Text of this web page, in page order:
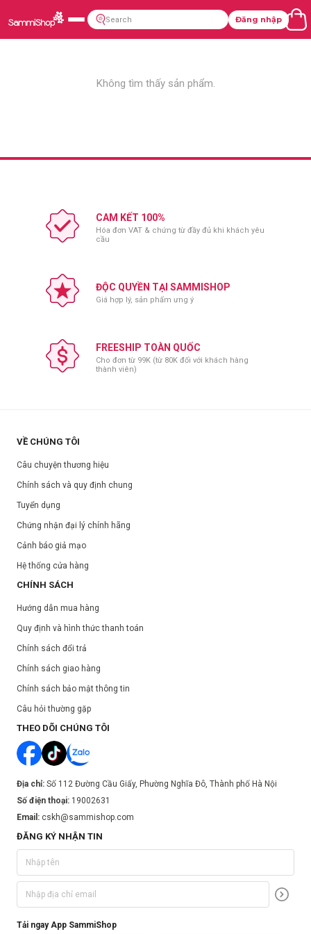
Đăng nhập
Không tìm thấy sản phẩm.
CAM KẾT 100%
Hóa đơn VAT & chứng từ đầy đủ khi khách yêu
cầu
ĐỘC QUYỀN TẠI SAMMISHOP
Giá hợp lý, sản phẩm ưng ý
FREESHIP TOÀN QUỐC
Cho đơn từ 99K (từ 80K đối với khách hàng
thành viên)
VỀ CHÚNG TÔI
Câu chuyện thương hiệu
Chính sách và quy định chung
Tuyển dụng
Chứng nhận đại lý chính hãng
Cảnh báo giả mạo
Hệ thống cửa hàng
CHÍNH SÁCH
Hướng dẫn mua hàng
Quy định và hình thức thanh toán
Chính sách đổi trả
Chính sách giao hàng
Chính sách bảo mật thông tin
Câu hỏi thường gặp
THEO DÕI CHÚNG TÔI
Địa chỉ: Số 112 Đường Cầu Giấy, Phường Nghĩa Đô, Thành phố Hà Nội
Số điện thoại: 19002631
Email: cskh@sammishop.com
ĐĂNG KÝ NHẬN TIN
Tải ngay App SammiShop